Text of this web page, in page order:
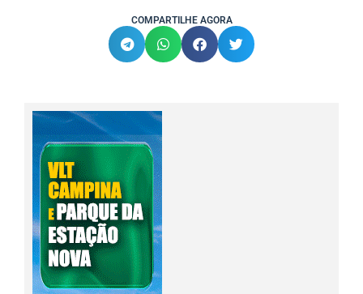
COMPARTILHE AGORA